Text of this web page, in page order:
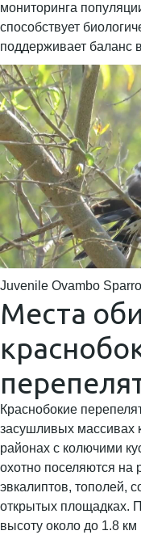
мониторинга
способствует
поддерживает баланс
Juvenile Ovambo
Места
Краснобокие
засушливых массивах
районах с колючими
охотно поселяются на
эвкалиптов, тополей,
открытых площадках.
высоту около до 1.8